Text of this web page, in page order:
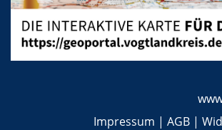
Impressum | AGB |